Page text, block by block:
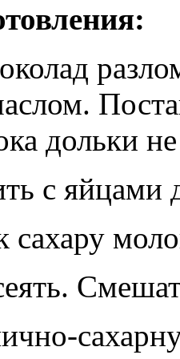
дольки
с яйцами
сахару